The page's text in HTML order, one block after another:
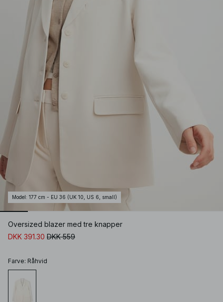
Model : 177 cm - EU 36 (UK 10, US 6, small)
Oversized blazer med tre knapper
DKK 391.30 DKK 559
Farve: Råhvid